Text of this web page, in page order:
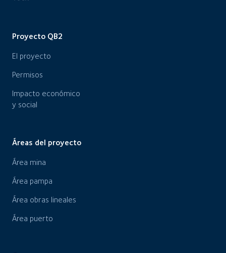
Proyecto QB2
El proyecto
Permisos
Impacto económico
y social
Áreas del proyecto
Área mina
Área pampa
Área obras lineales
Área puerto